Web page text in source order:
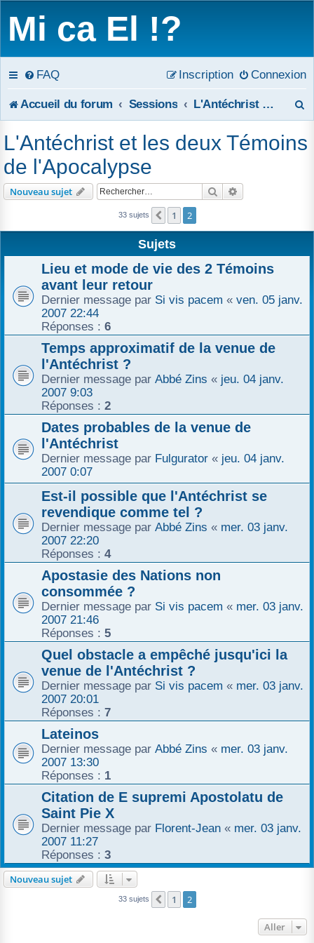
Mi ca El !?
FAQ Connexion
Inscription
Accueil du forum Sessions L'Antéchrist et les deux Témoins de l'Apocalypse
c
r
c
L'Antéchrist et les deux Témoins
de l'Apocalypse
Nouveau sujet Rechercher
33 sujets Précédent
1 2
Sujets
Lieu et mode de vie des 2 Témoins
avant leur retour
Dernier message par Si vis pacem « ven. 05 janv.
2007 22:44
Réponses : 6
Temps approximatif de la venue de
l'Antéchrist ?
Dernier message par Abbé Zins « jeu. 04 janv.
2007 9:03
Réponses : 2
Dates probables de la venue de
l'Antéchrist
Dernier message par Fulgurator « jeu. 04 janv.
2007 0:07
Est-il possible que l'Antéchrist se
revendique comme tel ?
Dernier message par Abbé Zins « mer. 03 janv.
2007 22:20
Réponses : 4
Apostasie des Nations non
consommée ?
Dernier message par Si vis pacem « mer. 03 janv.
2007 21:46
Réponses : 5
Quel obstacle a empêché jusqu'ici la
venue de l'Antéchrist ?
Dernier message par Si vis pacem « mer. 03 janv.
2007 20:01
Réponses : 7
Lateinos
Dernier message par Abbé Zins « mer. 03 janv.
2007 13:30
Réponses : 1
Citation de E supremi Apostolatu de
Saint Pie X
Dernier message par Florent-Jean « mer. 03 janv.
2007 11:27
Réponses : 3
Nouveau sujet
33 sujets Précédent
1 2
Aller